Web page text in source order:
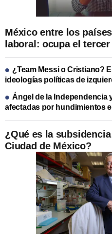
¿Qué es la
Ciudad de México?
México entre los
laboral: ocupa el
¿Team Messi o Cristiano?
ideologías políticas de
Ángel de la Independencia
afectadas por hundimientos